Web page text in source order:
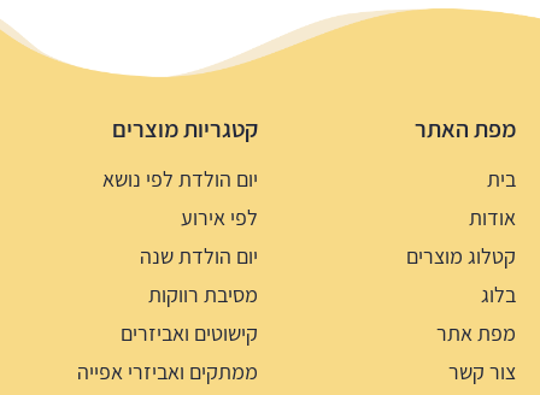
מפת האתר
בית
אודות
קטלוג מוצרים
בלוג
מפת אתר
צור קשר
קטגריות מוצרים
יום הולדת לפי נושא
לפי אירוע
יום הולדת שנה
מסיבת רווקות
קישוטים ואביזרים
ממתקים ואביזרי אפייה